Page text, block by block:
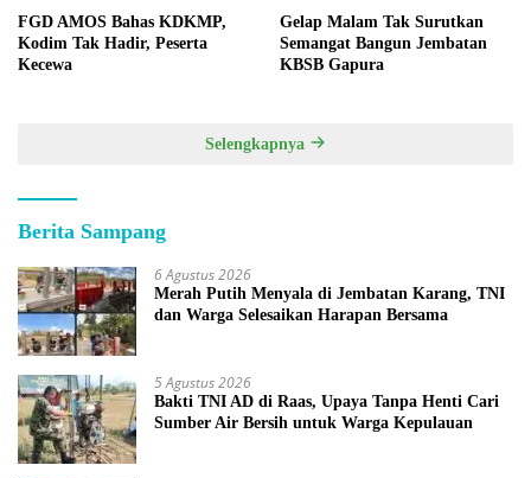
FGD AMOS Bahas KDKMP,
Kodim Tak Hadir, Peserta
Kecewa
Gelap Malam Tak Surutkan
Semangat Bangun Jembatan
KBSB Gapura
Selengkapnya
Berita Sampang
6 Agustus 2026
Merah Putih Menyala di Jembatan Karang, TNI
dan Warga Selesaikan Harapan Bersama
5 Agustus 2026
Bakti TNI AD di Raas, Upaya Tanpa Henti Cari
Sumber Air Bersih untuk Warga Kepulauan